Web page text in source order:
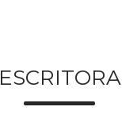
ESCRITORA